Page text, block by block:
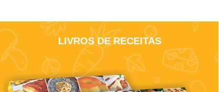
LIVROS DE RECEITAS